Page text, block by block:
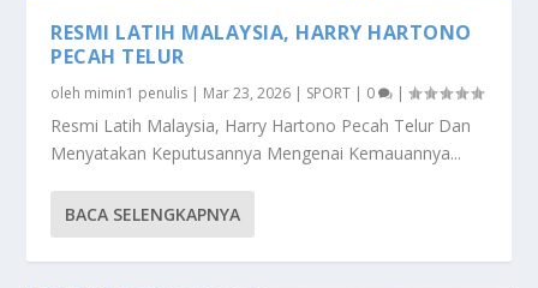
RESMI LATIH MALAYSIA, HARRY HARTONO
PECAH TELUR
oleh mimin1 penulis | Mar 23, 2026 | SPORT | 0 |
Resmi Latih Malaysia, Harry Hartono Pecah Telur Dan
Menyatakan Keputusannya Mengenai Kemauannya...
BACA SELENGKAPNYA